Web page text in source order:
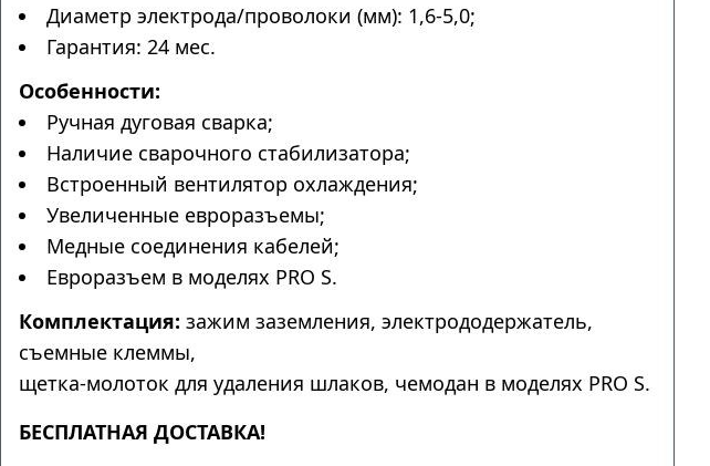
Диаметр электрода/проволоки (мм): 1,6-5,0;
Гарантия: 24 мес.
Особенности:
Ручная дуговая сварка;
Наличие сварочного стабилизатора;
Встроенный вентилятор охлаждения;
Увеличенные евроразъемы;
Медные соединения кабелей;
Евроразъем в моделях PRO S.
Комплектация: зажим заземления, электрододержатель,
съемные клеммы,
щетка-молоток для удаления шлаков, чемодан в моделях PRO S.
БЕСПЛАТНАЯ ДОСТАВКА!